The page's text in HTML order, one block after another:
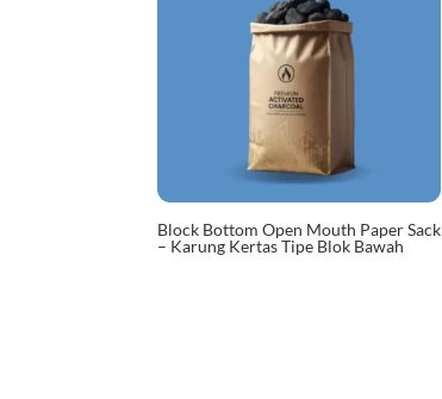
Block Bottom Open Mouth Paper Sack
– Karung Kertas Tipe Blok Bawah